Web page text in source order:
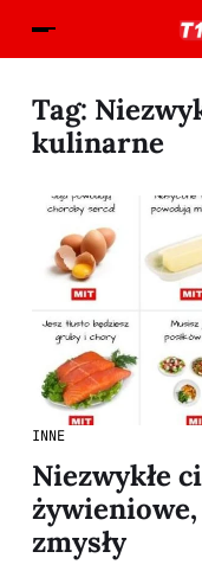
Tag:
kulinarne
INNE
Niezwykłe
zmysły